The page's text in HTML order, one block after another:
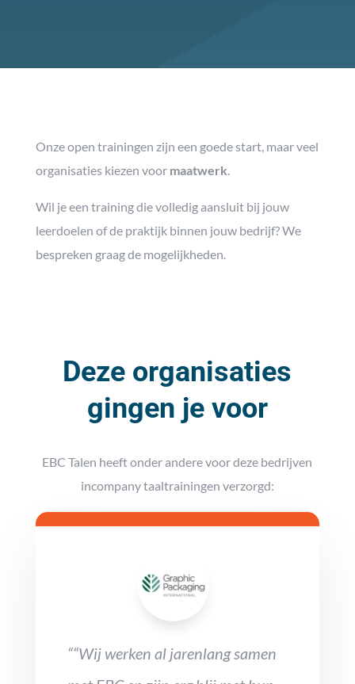
Onze open trainingen zijn een goede start, maar veel
organisaties kiezen voor maatwerk
Wil je een training die volledig aansluit bij jouw
leerdoelen of de praktijk binnen jouw bedrijf? We
bespreken graag de mogelijkheden.
Deze organisaties
gingen je voor
EBC Talen heeft onder andere voor deze bedrijven
incompany taaltrainingen verzorgd:
““Wij werken al jarenlang samen